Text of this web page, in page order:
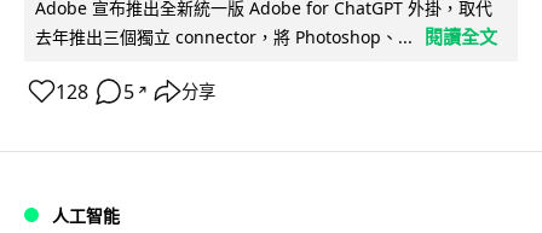
Adobe 宣布推出全新統一版 Adobe for ChatGPT 外掛，取代
去年推出三個獨立 connector，將 Photoshop、...
閱讀全文
128 5 ↗ 分享
人工智能